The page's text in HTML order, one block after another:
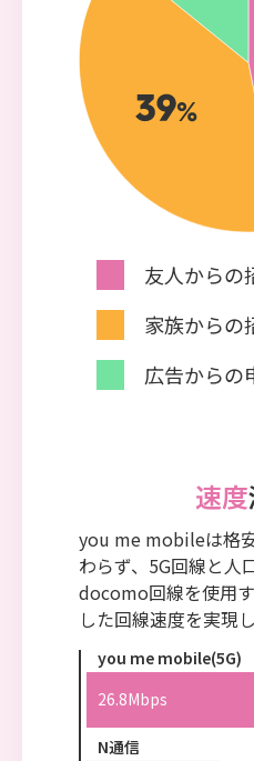
友人からの
家族からの
広告からの
速度
you me mobileは格
わらず、5G回線と人
docomo回線を使用
した回線速度を実現
you me mobile(5G)
26.8Mbps
N通信